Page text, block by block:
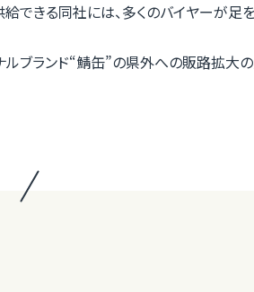
できる同社には、多くのバイヤーが足
ブランド“鯖缶”の県外への販路拡大の